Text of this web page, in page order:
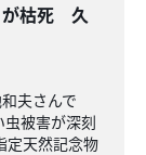
が枯死 久
夫さんで
虫被害が深刻
定天然記念物